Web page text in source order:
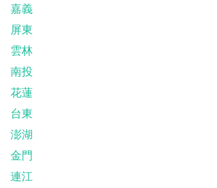
嘉義
屏東
雲林
南投
花蓮
台東
澎湖
金門
連江